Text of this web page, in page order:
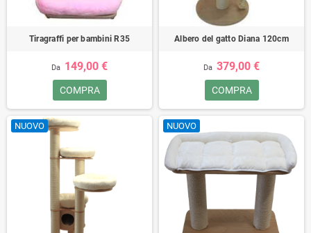
Tiragraffi per bambini R35
Da 149,00 €
COMPRA
Albero del gatto Diana 120cm
Da 379,00 €
COMPRA
NUOVO NUOVO